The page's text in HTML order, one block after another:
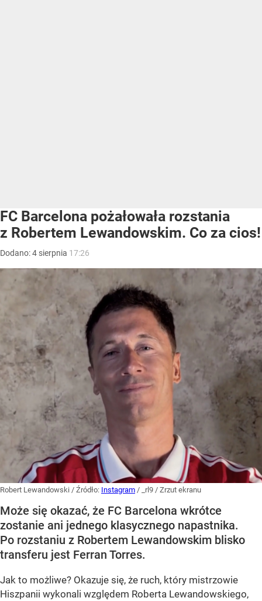
FC Barcelona pożałowała rozstania
z Robertem Lewandowskim. Co za cios!
Dodano:4 sierpnia 17:26
Robert Lewandowski / Źródło: Instagram / _rl9 / Zrzut ekranu
Może się okazać, że FC Barcelona wkrótce
zostanie ani jednego klasycznego napastnika.
Po rozstaniu z Robertem Lewandowskim blisko
transferu jest Ferran Torres.
Jak to możliwe? Okazuje się, że ruch, który mistrzowie
Hiszpanii wykonali względem Roberta Lewandowskiego,